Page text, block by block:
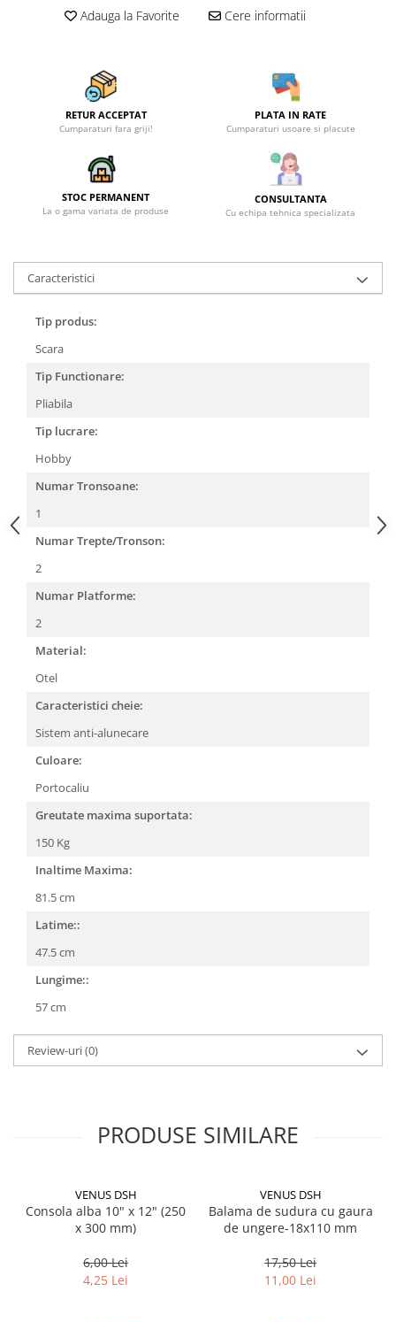
Adauga la Favorite Cere informatii
RETUR ACCEPTAT
Cumparaturi fara griji!
PLATA IN RATE
Cumparaturi usoare si placute
STOC PERMANENT
La o gama variata de produse
CONSULTANTA
Cu echipa tehnica specializata
Caracteristici
Tip produs:
Scara
Tip Functionare:
Pliabila
Tip lucrare:
Hobby
Numar Tronsoane:
1
Numar Trepte/Tronson:
2
Numar Platforme:
2
Material:
Otel
Caracteristici cheie:
Sistem anti-alunecare
Culoare:
Portocaliu
Greutate maxima suportata:
150 Kg
Inaltime Maxima:
81.5 cm
Latime::
47.5 cm
Lungime::
57 cm
Review-uri(0)
PRODUSE SIMILARE
VENUS DSH
Consola alba 10" x 12" (250
x 300 mm)
6,00 Lei
4,25 Lei
VENUS DSH
Balama de sudura cu gaura
de ungere-18x110 mm
17,50 Lei
11,00 Lei